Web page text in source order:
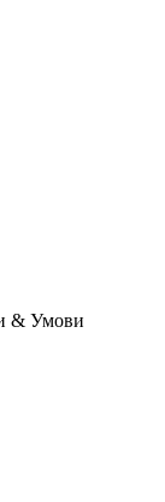
& Умови